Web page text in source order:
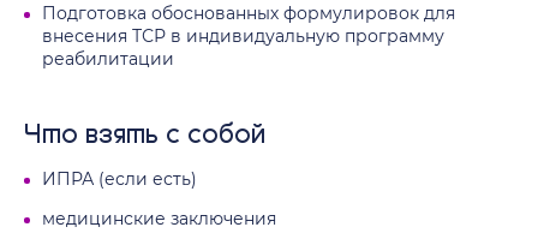
Подготовка обоснованных формулировок для
внесения ТСР в индивидуальную программу
реабилитации
Что взять с собой
ИПРА (если есть)
медицинские заключения